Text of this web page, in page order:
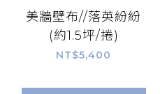
美牆壁布//落英紛紛
(約1.5坪/捲)
NT$5,400